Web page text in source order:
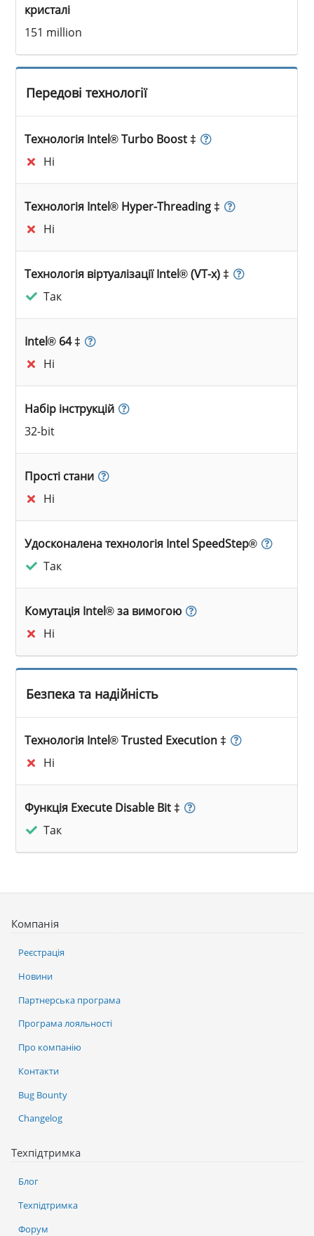
кристалі
151 million
Передові технології
Технологія Intel® Turbo Boost ‡
Ні
Технологія Intel® Hyper-Threading ‡
Ні
Технологія віртуалізації Intel® (VT-x) ‡
Так
Intel® 64 ‡
Ні
Набір інструкцій
32-bit
Прості стани
Ні
Удосконалена технологія Intel SpeedStep®
Так
Комутація Intel® за вимогою
Ні
Безпека та надійність
Технологія Intel® Trusted Execution ‡
Ні
Функція Execute Disable Bit ‡
Так
Компанія
Реєстрація
Новини
Партнерська програма
Програма лояльності
Про компанію
Контакти
Bug Bounty
Changelog
Техпідтримка
Блог
Техпідтримка
Форум